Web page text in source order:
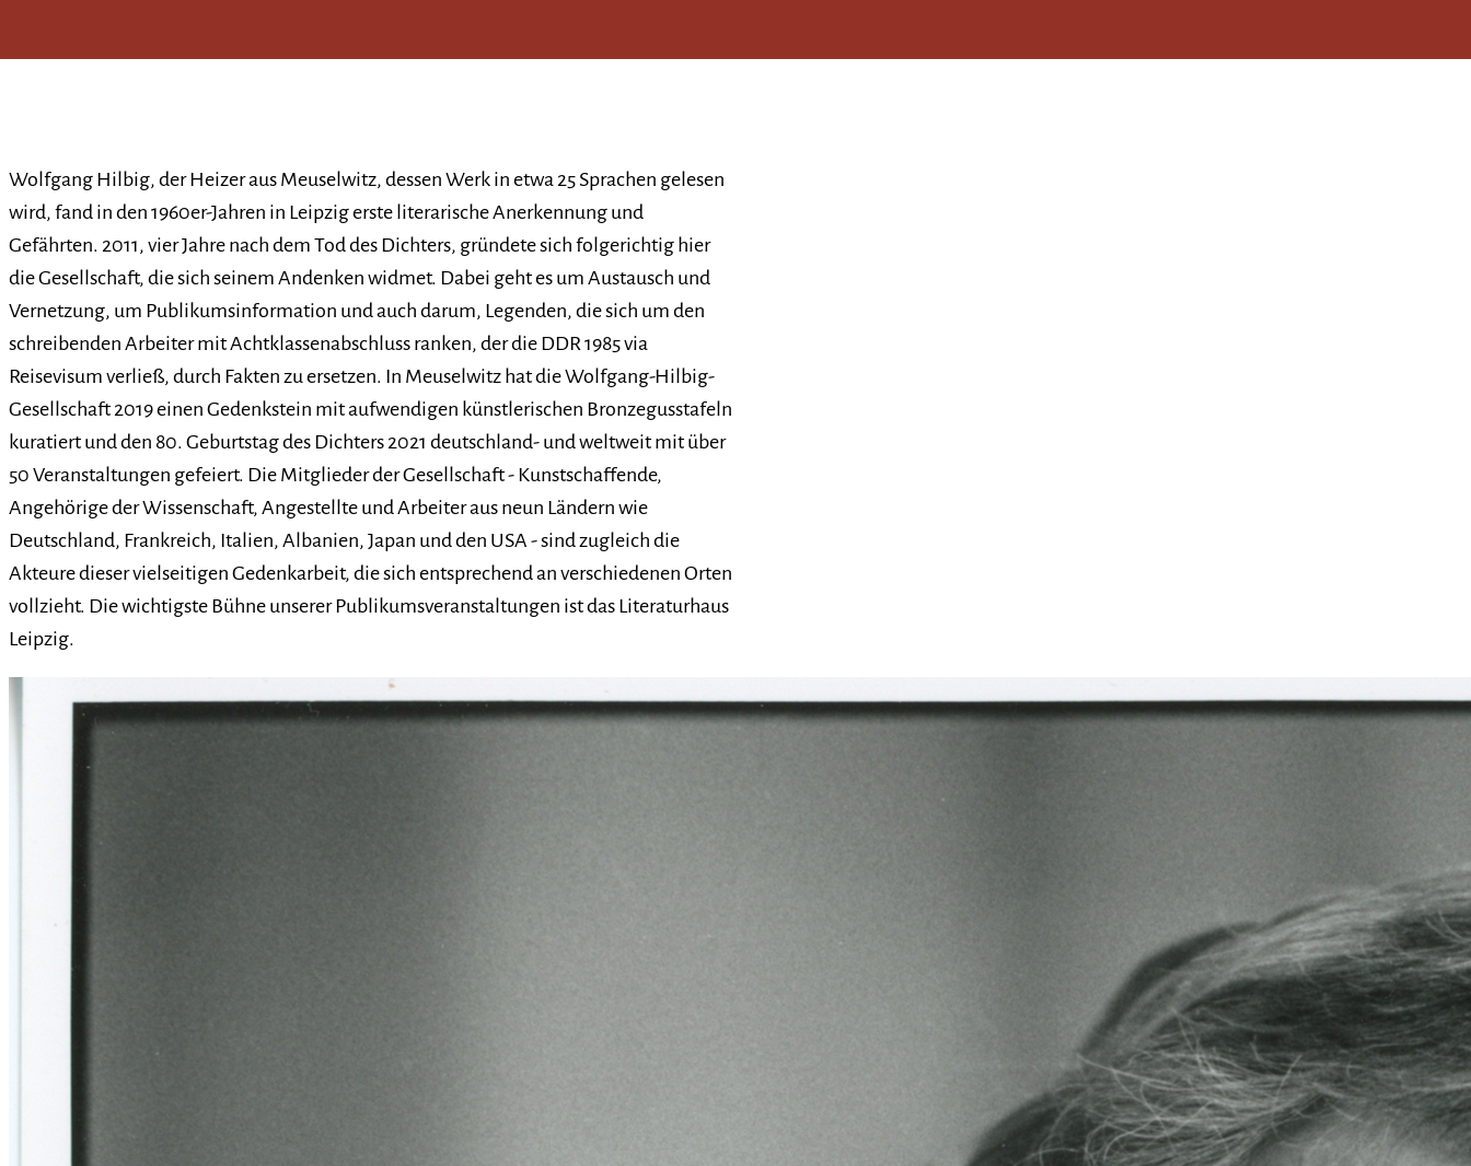
Wolfgang Hilbig, der Heizer aus Meuselwitz, dessen Werk in etwa 25 Sprachen gelesen
wird, fand in den 1960er-Jahren in Leipzig erste literarische Anerkennung und
Gefährten. 2011, vier Jahre nach dem Tod des Dichters, gründete sich folgerichtig hier
die Gesellschaft, die sich seinem Andenken widmet. Dabei geht es um Austausch und
Vernetzung, um Publikumsinformation und auch darum, Legenden, die sich um den
schreibenden Arbeiter mit Achtklassenabschluss ranken, der die DDR 1985 via
Reisevisum verließ, durch Fakten zu ersetzen. In Meuselwitz hat die Wolfgang-Hilbig-
Gesellschaft 2019 einen Gedenkstein mit aufwendigen künstlerischen Bronzegusstafeln
kuratiert und den 80. Geburtstag des Dichters 2021 deutschland- und weltweit mit über
50 Veranstaltungen gefeiert. Die Mitglieder der Gesellschaft - Kunstschaffende,
Angehörige der Wissenschaft, Angestellte und Arbeiter aus neun Ländern wie
Deutschland, Frankreich, Italien, Albanien, Japan und den USA - sind zugleich die
Akteure dieser vielseitigen Gedenkarbeit, die sich entsprechend an verschiedenen Orten
vollzieht. Die wichtigste Bühne unserer Publikumsveranstaltungen ist das Literaturhaus
Leipzig.